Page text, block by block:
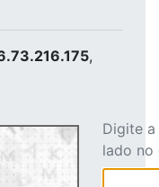
,
Digite
lado no